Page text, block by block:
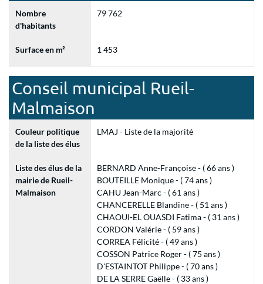
Nombre
d'habitants
79 762
Surface en m² 1 453
Conseil municipal Rueil-
Malmaison
Couleur politique
de la liste des élus
LMAJ - Liste de la majorité
Liste des élus de la
mairie de Rueil-
Malmaison
BERNARD Anne-Françoise - ( 66 ans )
BOUTEILLE Monique - ( 74 ans )
CAHU Jean-Marc - ( 61 ans )
CHANCERELLE Blandine - ( 51 ans )
CHAOUI-EL OUASDI Fatima - ( 31 ans )
CORDON Valérie - ( 59 ans )
CORREA Félicité - ( 49 ans )
COSSON Patrice Roger - ( 75 ans )
D'ESTAINTOT Philippe - ( 70 ans )
DE LA SERRE Gaëlle - ( 33 ans )